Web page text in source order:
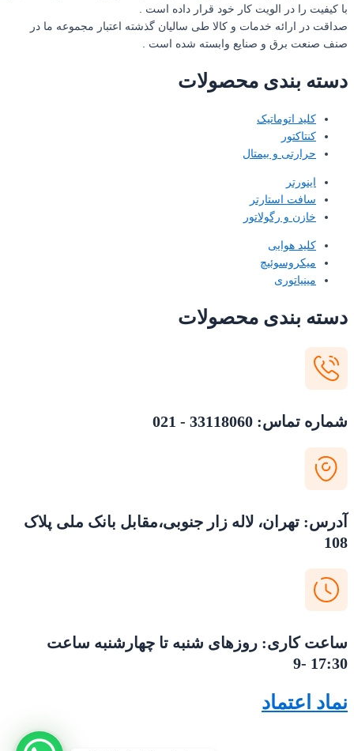
با کیفیت را در الویت کار خود قرار داده است .
صداقت در ارائه خدمات و کالا طی سالیان گذشته اعتبار مجموعه ما در
صنف صنعت برق و صنایع وابسته شده است .
دسته بندی محصولات
کلید اتوماتیک
کنتاکتور
حرارتی و بیمتال
اینورتر
سافت استارتر
خازن و رگولاتور
کلید هوایی
میکروسوئیچ
مینیاتوری
دسته بندی محصولات
شماره تماس: 33118060 - 021
آدرس: تهران، لاله زار جنوبی،مقابل بانک ملی پلاک
108
ساعت کاری: روزهای شنبه تا چهارشنبه ساعت
17:30 -9
نماد اعتماد